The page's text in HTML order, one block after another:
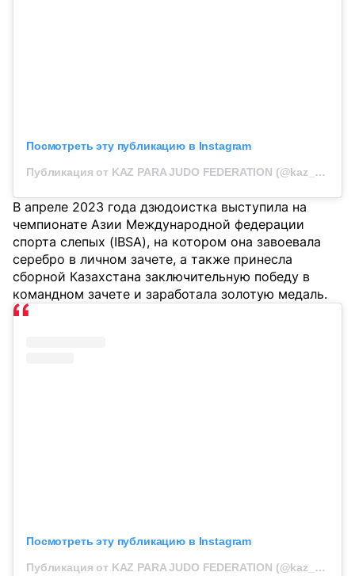
Посмотреть эту публикацию в Instagram
Публикация от KAZ PARA JUDO FEDERATION (@kaz_para_judo)
В апреле 2023 года дзюдоистка выступила на
чемпионате Азии Международной федерации
спорта слепых (IBSA), на котором она завоевала
серебро в личном зачете, а также принесла
сборной Казахстана заключительную победу в
командном зачете и заработала золотую медаль.
Посмотреть эту публикацию в Instagram
Публикация от KAZ PARA JUDO FEDERATION (@kaz_para_judo)